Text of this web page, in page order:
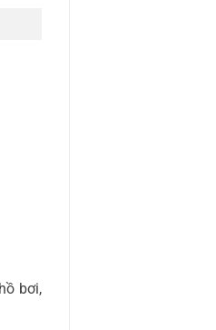
bơi,